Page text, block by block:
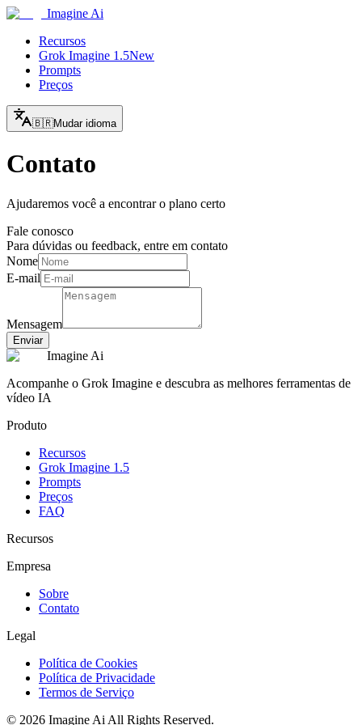
Imagine Ai
Recursos
Grok Imagine 1.5New
Prompts
Preços
🇧🇷Mudar idioma
Contato
Ajudaremos você a encontrar o plano certo
Fale conosco
Para dúvidas ou feedback, entre em contato
Nome
E-mail
Mensagem
Enviar
Imagine Ai
Acompanhe o Grok Imagine e descubra as melhores ferramentas de
vídeo IA
Produto
Recursos
Grok Imagine 1.5
Prompts
Preços
FAQ
Recursos
Empresa
Sobre
Contato
Legal
Política de Cookies
Política de Privacidade
Termos de Serviço
© 2026 Imagine Ai All Rights Reserved.